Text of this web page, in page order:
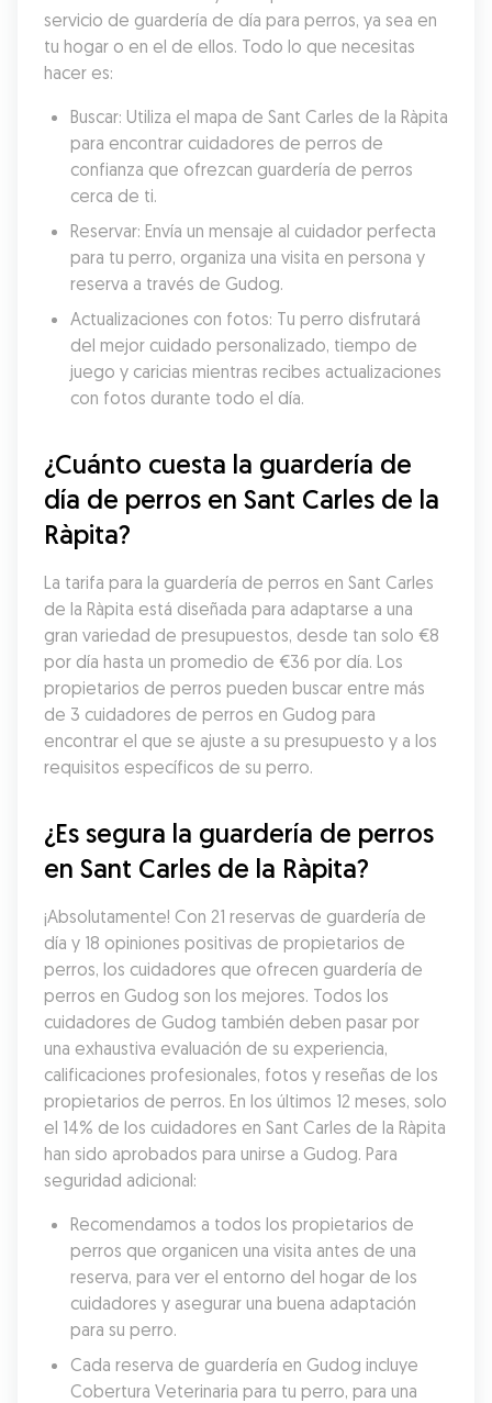
servicio de guardería de día para perros, ya sea en
tu hogar o en el de ellos. Todo lo que necesitas
hacer es:
Buscar: Utiliza el mapa de Sant Carles de la Ràpita
para encontrar cuidadores de perros de
confianza que ofrezcan guardería de perros
cerca de ti.
Reservar: Envía un mensaje al cuidador perfecta
para tu perro, organiza una visita en persona y
reserva a través de Gudog.
Actualizaciones con fotos: Tu perro disfrutará
del mejor cuidado personalizado, tiempo de
juego y caricias mientras recibes actualizaciones
con fotos durante todo el día.
¿Cuánto cuesta la guardería de
día de perros en Sant Carles de la
Ràpita?
La tarifa para la guardería de perros en Sant Carles
de la Ràpita está diseñada para adaptarse a una
gran variedad de presupuestos, desde tan solo €8
por día hasta un promedio de €36 por día. Los
propietarios de perros pueden buscar entre más
de 3 cuidadores de perros en Gudog para
encontrar el que se ajuste a su presupuesto y a los
requisitos específicos de su perro.
¿Es segura la guardería de perros
en Sant Carles de la Ràpita?
¡Absolutamente! Con 21 reservas de guardería de
día y 18 opiniones positivas de propietarios de
perros, los cuidadores que ofrecen guardería de
perros en Gudog son los mejores. Todos los
cuidadores de Gudog también deben pasar por
una exhaustiva evaluación de su experiencia,
calificaciones profesionales, fotos y reseñas de los
propietarios de perros. En los últimos 12 meses, solo
el 14% de los cuidadores en Sant Carles de la Ràpita
han sido aprobados para unirse a Gudog. Para
seguridad adicional:
Recomendamos a todos los propietarios de
perros que organicen una visita antes de una
reserva, para ver el entorno del hogar de los
cuidadores y asegurar una buena adaptación
para su perro.
Cada reserva de guardería en Gudog incluye
Cobertura Veterinaria para tu perro, para una